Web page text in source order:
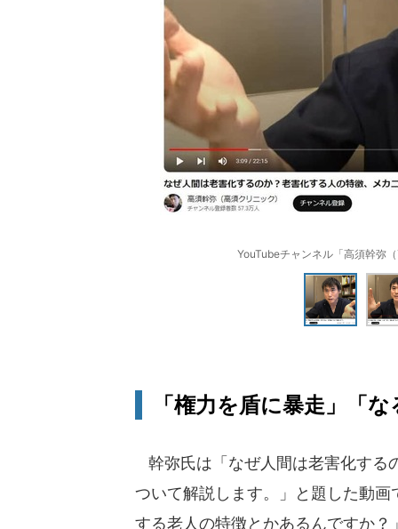
YouTubeチャンネル「高須幹弥
「権力を盾に暴走」「
幹弥氏は「なぜ人間は老害化する
ついて解説します。」と題した動
する老人の特徴とかあるんですか